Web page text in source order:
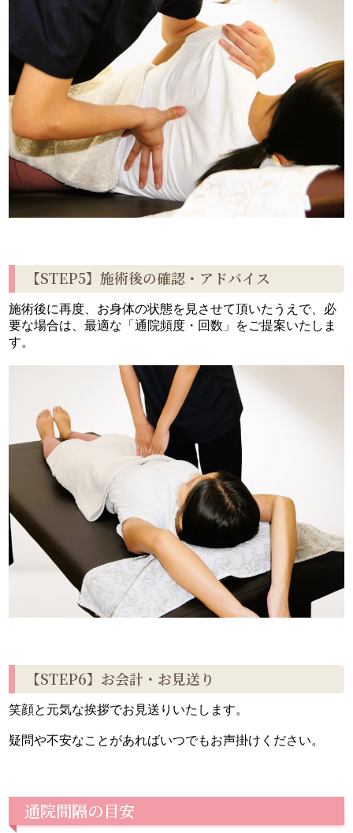
【STEP5】施術後の確認・アドバイス
施術後に再度、お身体の状態を見させて頂いたうえで、必
要な場合は、最適な「通院頻度・回数」をご提案いたしま
す。
【STEP6】お会計・お見送り
笑顔と元気な挨拶でお見送りいたします。
疑問や不安なことがあればいつでもお声掛けください。
通院間隔の目安